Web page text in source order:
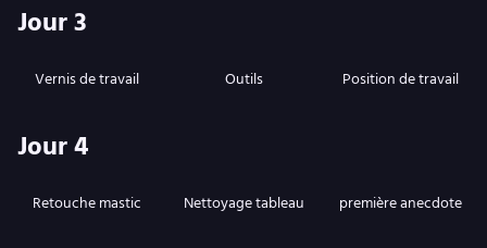
Jour 3
Vernis de travail Outils Position de travail
Jour 4
Retouche mastic Nettoyage tableau première anecdote